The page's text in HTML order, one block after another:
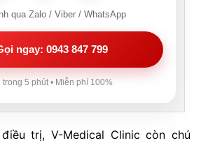
qua Zalo / Viber / WhatsApp
ngay: 0943 847 799
trong 5 phút • Miễn phí 100%
trị, V-Medical Clinic còn chú